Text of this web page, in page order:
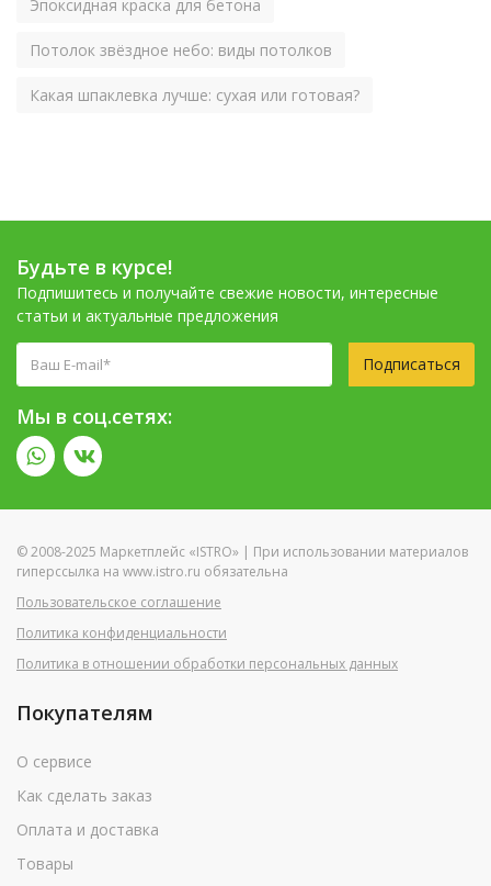
Эпоксидная краска для бетона
Потолок звёздное небо: виды потолков
Какая шпаклевка лучше: сухая или готовая?
Будьте в курсе!
Подпишитесь и получайте свежие новости, интересные
статьи и актуальные предложения
Подписаться
Мы в соц.сетях:
© 2008-2025 Маркетплейс «ISTRO» | При использовании материалов
гиперссылка на www.istro.ru обязательна
Пользовательское соглашение
Политика конфиденциальности
Политика в отношении обработки персональных данных
Покупателям
О сервисе
Как сделать заказ
Оплата и доставка
Товары